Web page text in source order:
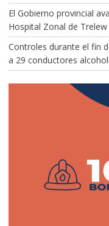
El Gobierno provincial
Hospital Zonal de Trelew
Controles durante el fin
a 29 conductores